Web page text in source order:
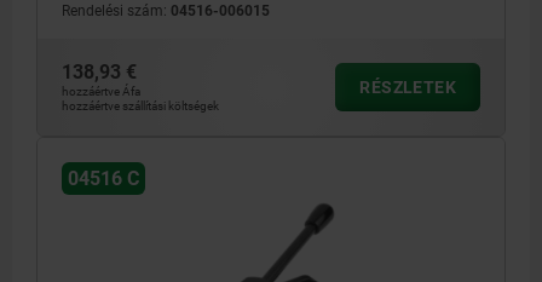
Rendelési szám: 04516-006015
138,93 €
hozzáértve Áfa
hozzáértve szállítási költségek
RÉSZLETEK
04516 C